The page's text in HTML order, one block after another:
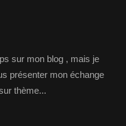
sur mon blog , mais je
présenter mon échange
thème...